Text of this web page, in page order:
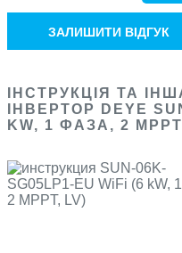
ЗАЛИШИТИ ВІДГУК
ІНСТРУКЦІЯ ТА
ІНВЕРТОР DEYE
KW, 1 ФАЗА, 2